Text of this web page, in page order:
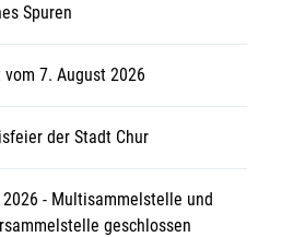
Spuren
7. August 2026
der Stadt Chur
2026 - Multisammelstelle und
geschlossen